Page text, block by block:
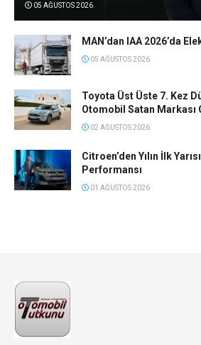
05 AĞUSTOS 2026
MAN’dan IAA 2026’da
05 AĞUSTOS 2026
Toyota Üst Üste 7. Kez
Otomobil Satan Markası
02 AĞUSTOS 2026
Citroen’den Yılın İlk
Performansı
01 AĞUSTOS 2026